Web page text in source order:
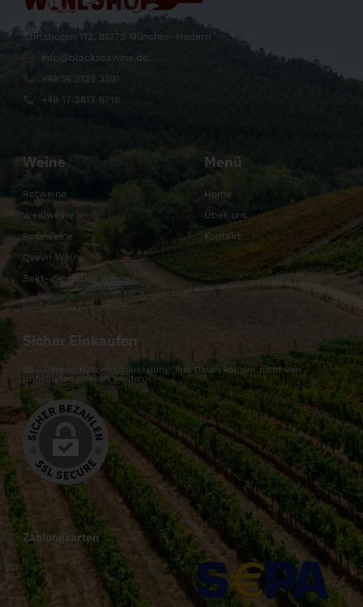
Stiftsbogen 112, 81375 München-Hadern
info@blackseawine.de
+49 16 3129 3891
+49 17 2817 6718
Weine
Rotweine
Weißweine
Roseweine
Qvevri Weine
Sekt- Sparkling Weine
Menü
Home
Über uns
Kontakt
Sicher Einkaufen
SSL-Datenschutzverschlüsselung: Ihre Daten können nicht von
Unbefugten gelesen werden.
Zahlungsarten